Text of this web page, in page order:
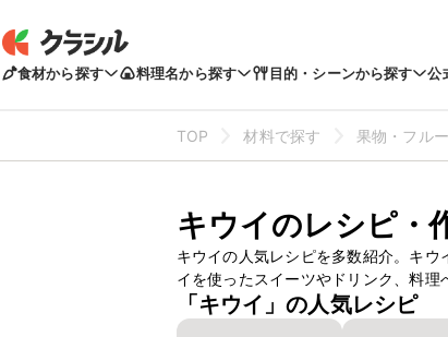
食材から探す 料理名から探す 目的・シーンから探す 公
TOP 材料で探す 果物・フル
キウイのレシピ・
キウイの人気レシピを多数紹介。キ
イを使ったスイーツやドリンク、料理
「キウイ」の人気レシピ